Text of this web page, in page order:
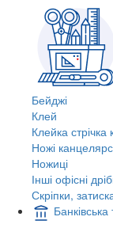
Бейджі
Клей
Клейка
Ножі
Ножиці
Інші офісні
Скріпки,